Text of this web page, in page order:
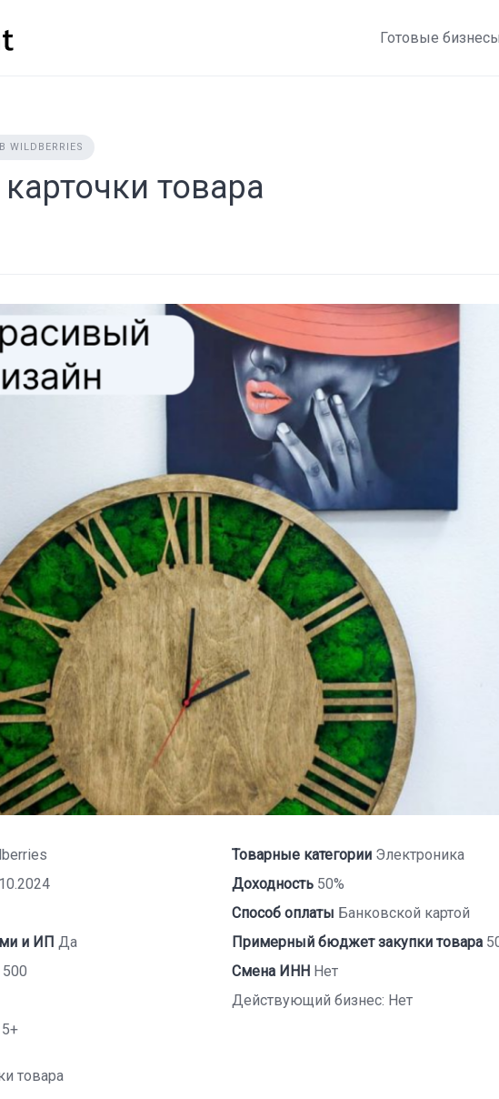
Готовые бизнесы
товара
Товарные категорииЭлектроника
Доходность50%
Способ оплаты Банковской картой
и ИП Да Примерный бюджет закупки товара
500 Смена ИНННет
Действующий бизнес: Нет
товара